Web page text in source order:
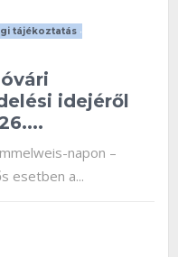
tájékoztatás •
idejéről
napon –
esetben a...